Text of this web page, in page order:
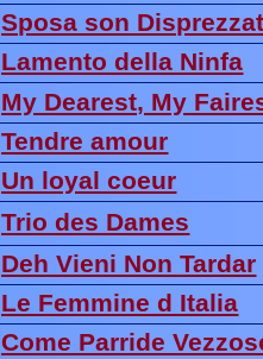
Sposa son
Lamento della Ninfa
My Dearest, My
Tendre amour
Un loyal coeur
Trio des Dames
Deh Vieni Non Tardar
Le Femmine d Italia
Come Parride